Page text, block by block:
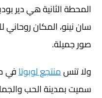
المحطة الثانية هي دير
سان نينو، المكان روحاني
صور جميلة.
ولا تنسمنتجع لوبوتافي
سميت بمدينة الحب